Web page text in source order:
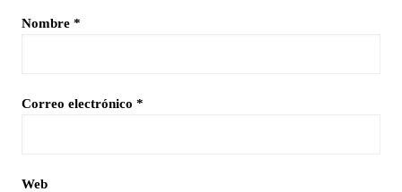
Nombre *
Correo electrónico *
Web